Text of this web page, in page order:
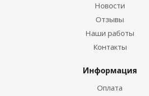
Новости
Отзывы
Наши работы
Контакты
Информация
Оплата